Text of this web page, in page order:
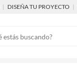
| DISEÑA TU PROYECTO |